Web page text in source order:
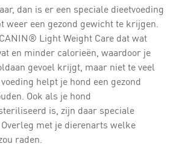
dan is er een speciale dieetvoeding
weer een gezond gewicht te krijgen.
Light Weight Care dat wat
en minder calorieën, waardoor je
gevoel krijgt, maar niet te veel
helpt je hond een gezond
Ook als je hond
is, zijn daar speciale
met je dierenarts welke
raden.